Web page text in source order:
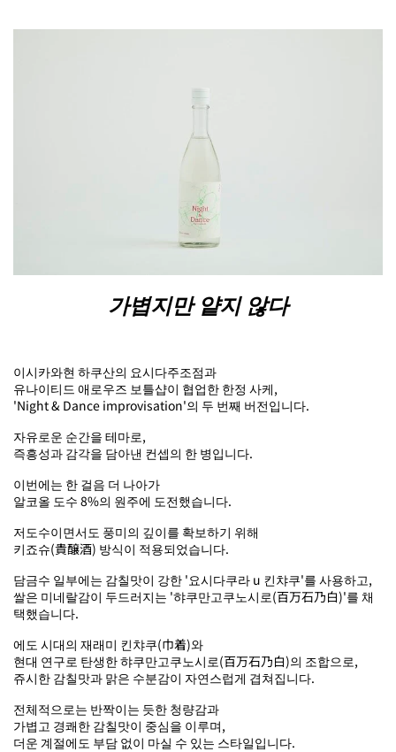
가볍지만 얕지 않다
이시카와현 하쿠산의 요시다주조점과
유나이티드 애로우즈 보틀샵이 협업한 한정 사케,
'Night & Dance improvisation'의 두 번째 버전입니다.
자유로운 순간을 테마로,
즉흥성과 감각을 담아낸 컨셉의 한 병입니다.
이번에는 한 걸음 더 나아가
알코올 도수 8%의 원주에 도전했습니다.
저도수이면서도 풍미의 깊이를 확보하기 위해
키죠슈(貴醸酒) 방식이 적용되었습니다.
담금수 일부에는 감칠맛이 강한 '요시다쿠라 u 킨챠쿠'를 사용하고,
쌀은 미네랄감이 두드러지는 '햐쿠만고쿠노시로(百万石乃白)'를 채
택했습니다.
에도 시대의 재래미 킨챠쿠(巾着)와
현대 연구로 탄생한 햐쿠만고쿠노시로(百万石乃白)의 조합으로,
쥬시한 감칠맛과 맑은 수분감이 자연스럽게 겹쳐집니다.
전체적으로는 반짝이는 듯한 청량감과
가볍고 경쾌한 감칠맛이 중심을 이루며,
더운 계절에도 부담 없이 마실 수 있는 스타일입니다.